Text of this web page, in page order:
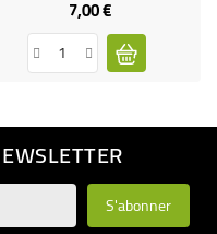
7,00 €Prix